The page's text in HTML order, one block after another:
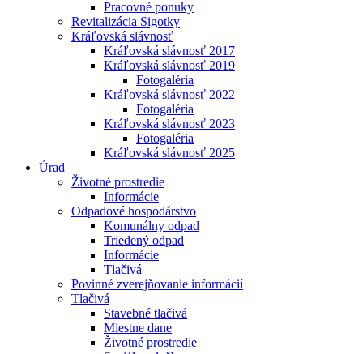
Pracovné ponuky
Revitalizácia Sigotky
Kráľovská slávnosť
Kráľovská slávnosť 2017
Kráľovská slávnosť 2019
Fotogaléria
Kráľovská slávnosť 2022
Fotogaléria
Kráľovská slávnosť 2023
Fotogaléria
Kráľovská slávnosť 2025
Úrad
Životné prostredie
Informácie
Odpadové hospodárstvo
Komunálny odpad
Triedený odpad
Informácie
Tlačivá
Povinné zverejňovanie informácií
Tlačivá
Stavebné tlačivá
Miestne dane
Životné prostredie